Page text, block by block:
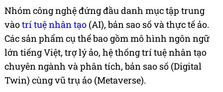
Nhóm công nghệ đứng đầu danh mục tập trung
vàotrí tuệ nhân tạo (AI), bản sao số và thực tế ảo.
Các sản phẩm cụ thể bao gồm mô hình ngôn ngữ
lớn tiếng Việt, trợ lý ảo, hệ thống trí tuệ nhân tạo
chuyên ngành và phân tích, bản sao số (Digital
Twin) cùng vũ trụ ảo (Metaverse).